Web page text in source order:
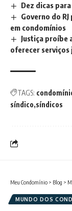
Dez dicas
Governo do
em condomínios
Justiça proíbe
oferecer
TAGS:
síndico síndicos
Meu Condomínio > Blog >
MUNDO DOS